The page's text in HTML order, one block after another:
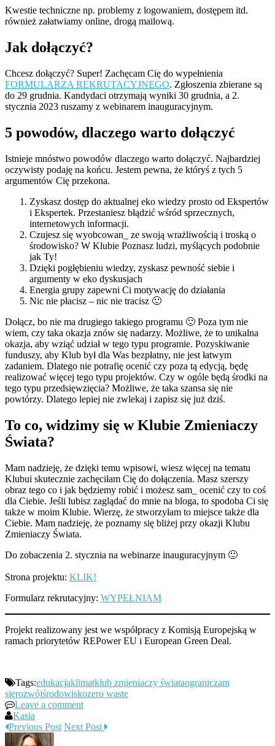
Kwestie techniczne np. problemy z logowaniem, dostępem itd.
również załatwiamy online, drogą mailową.
Jak dołączyć?
Chcesz dołączyć? Super! Zachęcam Cię do wypełnienia
FORMULARZA REKRUTACYJNEGO. Zgłoszenia zbierane są
do 29 grudnia. Kandydaci otrzymają wyniki 30 grudnia, a 2.
stycznia 2023 ruszamy z webinarem inauguracyjnym.
5 powodów, dlaczego warto dołączyć
Istnieje mnóstwo powodów dlaczego warto dołączyć. Najbardziej
oczywisty podaję na końcu. Jestem pewna, że któryś z tych 5
argumentów Cię przekona.
Zyskasz dostęp do aktualnej eko wiedzy prosto od Ekspertów
i Ekspertek. Przestaniesz błądzić wśród sprzecznych,
internetowych informacji.
Czujesz się wyobcowan_ ze swoją wrażliwością i troską o
środowisko? W Klubie Poznasz ludzi, myślących podobnie
jak Ty!
Dzięki pogłębieniu wiedzy, zyskasz pewność siebie i
argumenty w eko dyskusjach
Energia grupy zapewni Ci motywację do działania
Nic nie płacisz – nic nie tracisz 🙂
Dołącz, bo nie ma drugiego takiego programu 🙂 Poza tym nie
wiem, czy taka okazja znów się nadarzy. Możliwe, że to unikalna
okazja, aby wziąć udział w tego typu programie. Pozyskiwanie
funduszy, aby Klub był dla Was bezpłatny, nie jest łatwym
zadaniem. Dlatego nie potrafię ocenić czy poza tą edycją, będę
realizować więcej tego typu projektów. Czy w ogóle będą środki na
tego typu przedsięwzięcia? Możliwe, że taka szansa się nie
powtórzy. Dlatego lepiej nie zwlekaj i zapisz się już dziś.
To co, widzimy się w Klubie Zmieniaczy
Świata?
Mam nadzieję, że dzięki temu wpisowi, wiesz więcej na tematu
Klubui skutecznie zachęciłam Cię do dołączenia. Masz szerszy
obraz tego co i jak będziemy robić i możesz sam_ ocenić czy to coś
dla Ciebie. Jeśli lubisz zaglądać do mnie na bloga, to spodoba Ci się
także w moim Klubie. Wierzę, że stworzyłam to miejsce także dla
Ciebie. Mam nadzieję, że poznamy się bliżej przy okazji Klubu
Zmieniaczy Świata.
Do zobaczenia 2. stycznia na webinarze inauguracyjnym 🙂
Strona projektu: KLIK!
Formularz rekrutacyjny: WYPEŁNIAM
Projekt realizowany jest we współpracy z Komisją Europejską w
ramach priorytetów REPower EU i European Green Deal.
Tags:edukacjaklimatklub zmieniaczy świataograniczam
sięrozwójśrodowiskozero waste
Leave a comment
Kasia
Previous Post Next Post